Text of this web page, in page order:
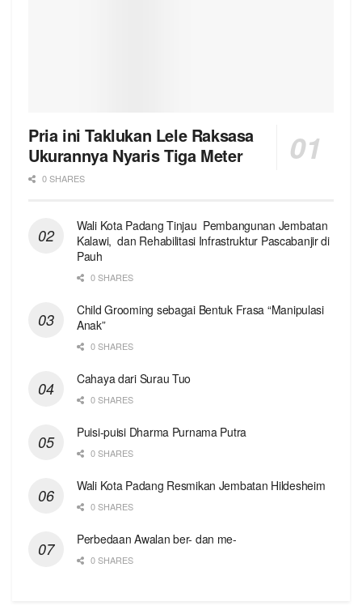
Pria ini Taklukan Lele Raksasa
Ukurannya Nyaris Tiga Meter
0 SHARES
Wali Kota Padang Tinjau Pembangunan Jembatan
Kalawi, dan Rehabilitasi Infrastruktur Pascabanjir di
Pauh
0 SHARES
Child Grooming sebagai Bentuk Frasa “Manipulasi
Anak”
0 SHARES
Cahaya dari Surau Tuo
0 SHARES
Puisi-puisi Dharma Purnama Putra
0 SHARES
Wali Kota Padang Resmikan Jembatan Hildesheim
0 SHARES
Perbedaan Awalan ber- dan me-
0 SHARES